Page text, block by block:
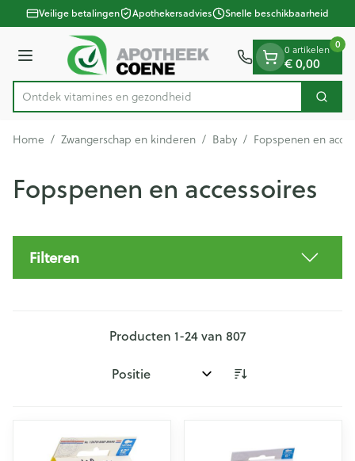
Ga naar de inhoud
1 van 1Veilige betalingen Apothekersadvies Snelle beschikbaarheid
Menu
Product, merk, categorie...
Ontdek vitamines en gezondheidsbenodigdhe Zoek
0 artikelen
€ 0,00
0
Home / Zwangerschap en kinderen / Baby / Fopspenen en
Fopspenen en accessoires
Filteren
Producten 1-24van 807
Sorteer op: